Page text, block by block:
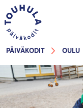
PÄIVÄKODIT OULU